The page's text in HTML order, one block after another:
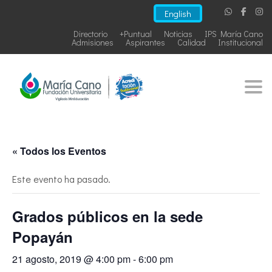
English
IPS María Cano
Noticias
+Puntual
Directorio
Institucional
Calidad
Aspirantes
Admisiones
« Todos los Eventos
Este evento ha pasado.
Grados públicos en la sede
Popayán
21 agosto, 2019 @ 4:00 pm-6:00 pm